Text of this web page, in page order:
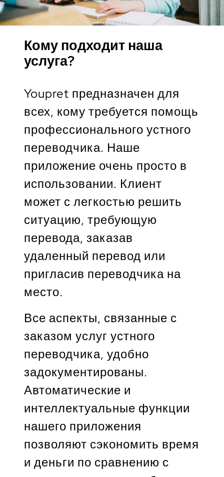
Кому подходит наша
услуга?
Youpret предназначен для
всех, кому требуется помощь
профессионального устного
переводчика. Наше
приложение очень просто в
использовании. Клиент
может с легкостью решить
ситуацию, требующую
перевода, заказав
удаленный перевод или
пригласив переводчика на
место.
Все аспекты, связанные с
заказом услуг устного
переводчика, удобно
задокументированы.
Автоматические и
интеллектуальные функции
нашего приложения
позволяют сэкономить время
и деньги по сравнению с